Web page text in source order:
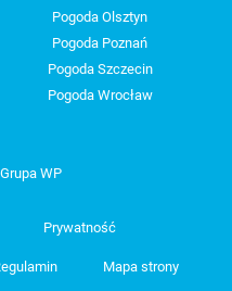
Pogoda Olsztyn
Pogoda Poznań
Pogoda Szczecin
Pogoda Wrocław
WP
Prywatność
Mapa strony